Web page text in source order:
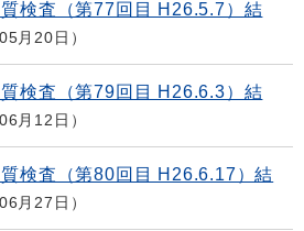
検査（第77回目 H26.5.7）結
月20日
検査（第79回目 H26.6.3）結
月12日
検査（第80回目 H26.6.17）結
月27日